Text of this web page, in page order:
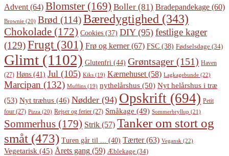
Advent (64) Blomster (169) Boller (81) Bradepandekage (60)
Brownie (20) Brød (114)Bæredygtighed (343)
Chokolade (172) Cookies (37) DIY(95) festlige kager
(129)Frugt(301) Frø og kerner(67) FSC (38) Fødselsdage (34)
Glimt (1102) Glutenfri (44) Grøntsager (151) Haven
(27) Høns (41) Jul (105) Kiks (19) Kærnehuset (58) Lagkagebunde (22)
Marcipan (132) Muffins (19) nythelårshus (50) Nyt helårshus i træ
(53) Nyt træhus (46) Nødder (94) Opskrift (694) Petit
four (27) Pizza (20) Rejser og ferier (27) Småkage (49) Sommerbryllup (21)
Sommerhus (179) Strik (57) Tanker om stort og
småt (473) Turen går til ... (40) Tærter(63) Vegansk (22)
Vegetarisk (45) Årets gang (59) Æblekage (34)